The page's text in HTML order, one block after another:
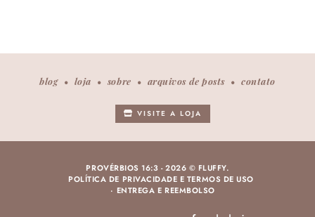
blog loja sobre arquivos de posts contato
VISITE A LOJA
PROVÉRBIOS 16:3 -2026 © FLUFFY.
POLÍTICA DE PRIVACIDADE E TERMOS DE USO
ENTREGA E REEMBOLSO